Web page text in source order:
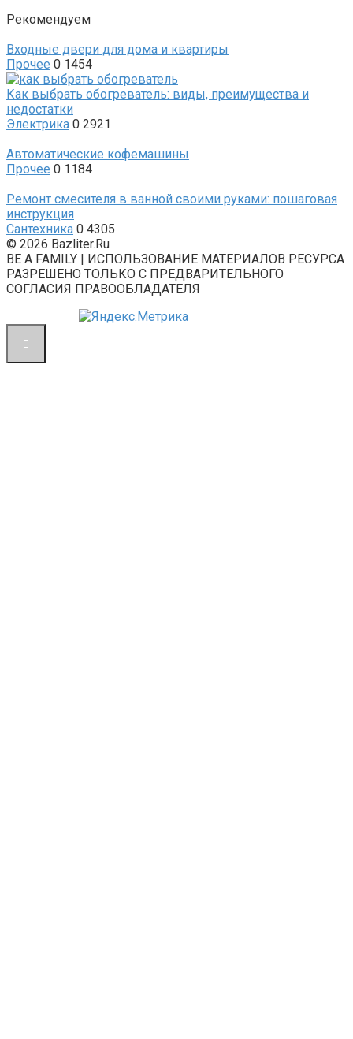
Рекомендуем
Входные двери для дома и квартиры
Прочее 0 1454
Как выбрать обогреватель: виды, преимущества и
недостатки
Электрика 0 2921
Автоматические кофемашины
Прочее 0 1184
Ремонт смесителя в ванной своими руками: пошаговая
инструкция
Сантехника 0 4305
© 2026 Bazliter.Ru
BE A FAMILY | ИСПОЛЬЗОВАНИЕ МАТЕРИАЛОВ РЕСУРСА
РАЗРЕШЕНО ТОЛЬКО С ПРЕДВАРИТЕЛЬНОГО
СОГЛАСИЯ ПРАВООБЛАДАТЕЛЯ